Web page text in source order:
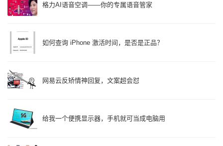
格力AI语音空调——你的专属语音管家
如何查询 iPhone 激活时间，是否是正品？
网易云反矫情神回复，文案超会怼
给我一个便携显示器，手机就可当成电脑用